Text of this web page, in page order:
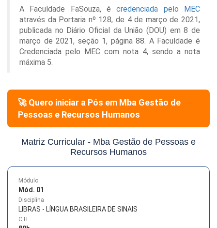
A Faculdade FaSouza, écredenciada pelo MEC
através da Portaria nº 128, de 4 de março de 2021,
publicada no Diário Oficial da União (DOU) em 8 de
março de 2021, seção 1, página 88. A Faculdade é
Credenciada pelo MEC com nota 4, sendo a nota
máxima 5.
🚀 Quero iniciar a Pós em Mba Gestão de
Pessoas e Recursos Humanos
Matriz Curricular - Mba Gestão de Pessoas e
Recursos Humanos
Módulo
Mód. 01
Disciplina
LIBRAS - LÍNGUA BRASILEIRA DE SINAIS
C.H